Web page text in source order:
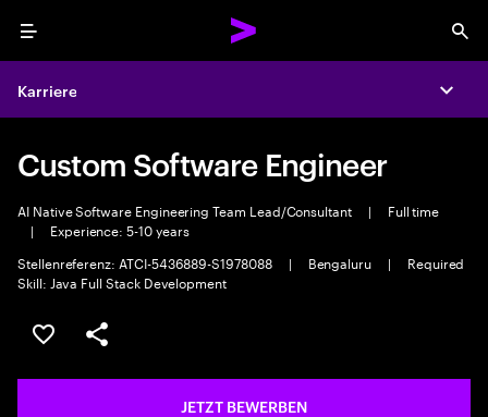
Menu
Karriere
Custom Software Engineer
AI Native Software Engineering Team Lead/Consultant |
Full time
|
Experience: 5-10 years
Stellenreferenz: ATCI-5436889-S1978088
| Bengaluru |
Required
Skill: Java Full Stack Development
JOB SPEICHERN
Teilen
JETZT BEWERBEN